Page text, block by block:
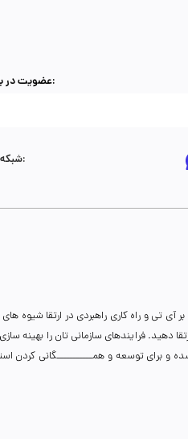
عضویت در باشگاه مشتریان:
شبکه‌های اجتماعی:
تی و راه کاری راهبردی در ارتقا شیوه
دهید. فرایندهای سازمانی تان را
توسعه و همـــــــــــگانی کردن